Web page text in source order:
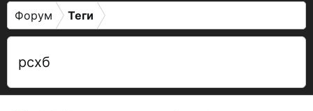
Форум Теги
рсхб